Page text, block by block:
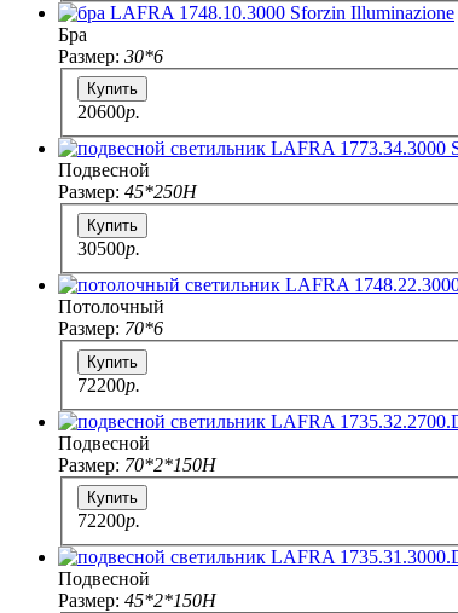
Бра
Размер: 30*6
Купить
20600p.
Подвесной
Размер: 45*250H
Купить
30500p.
Потолочный
Размер: 70*6
Купить
72200p.
Подвесной
Размер: 70*2*150H
Купить
72200p.
Подвесной
Размер: 45*2*150Н